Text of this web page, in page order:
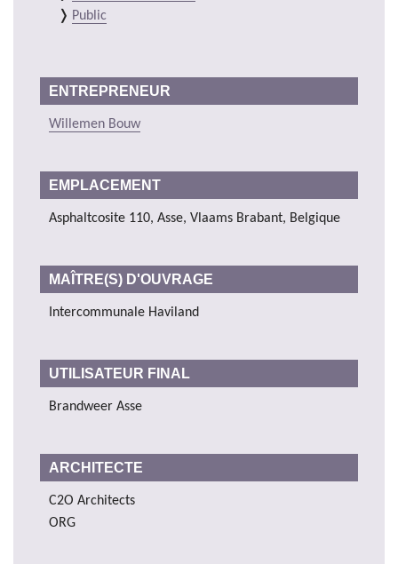
Public
ENTREPRENEUR
Willemen Bouw
EMPLACEMENT
Asphaltcosite 110, Asse, Vlaams Brabant, Belgique
MAÎTRE(S) D'OUVRAGE
Intercommunale Haviland
UTILISATEUR FINAL
Brandweer Asse
ARCHITECTE
C2O Architects
ORG